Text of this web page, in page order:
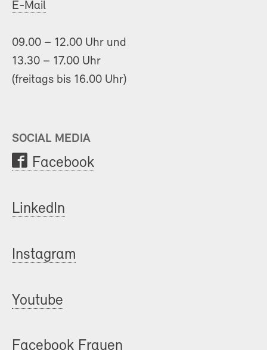
E-Mail
09.00 – 12.00 Uhr und
13.30 – 17.00 Uhr
(freitags bis 16.00 Uhr)
SOCIAL MEDIA
Facebook
LinkedIn
Instagram
Youtube
Facebook Frauen